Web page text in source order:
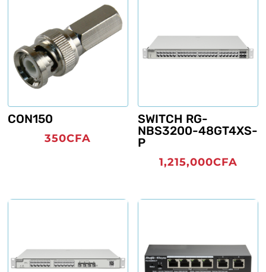
CON150
350CFA
SWITCH RG-
NBS3200-48GT4XS-
P
1,215,000CFA